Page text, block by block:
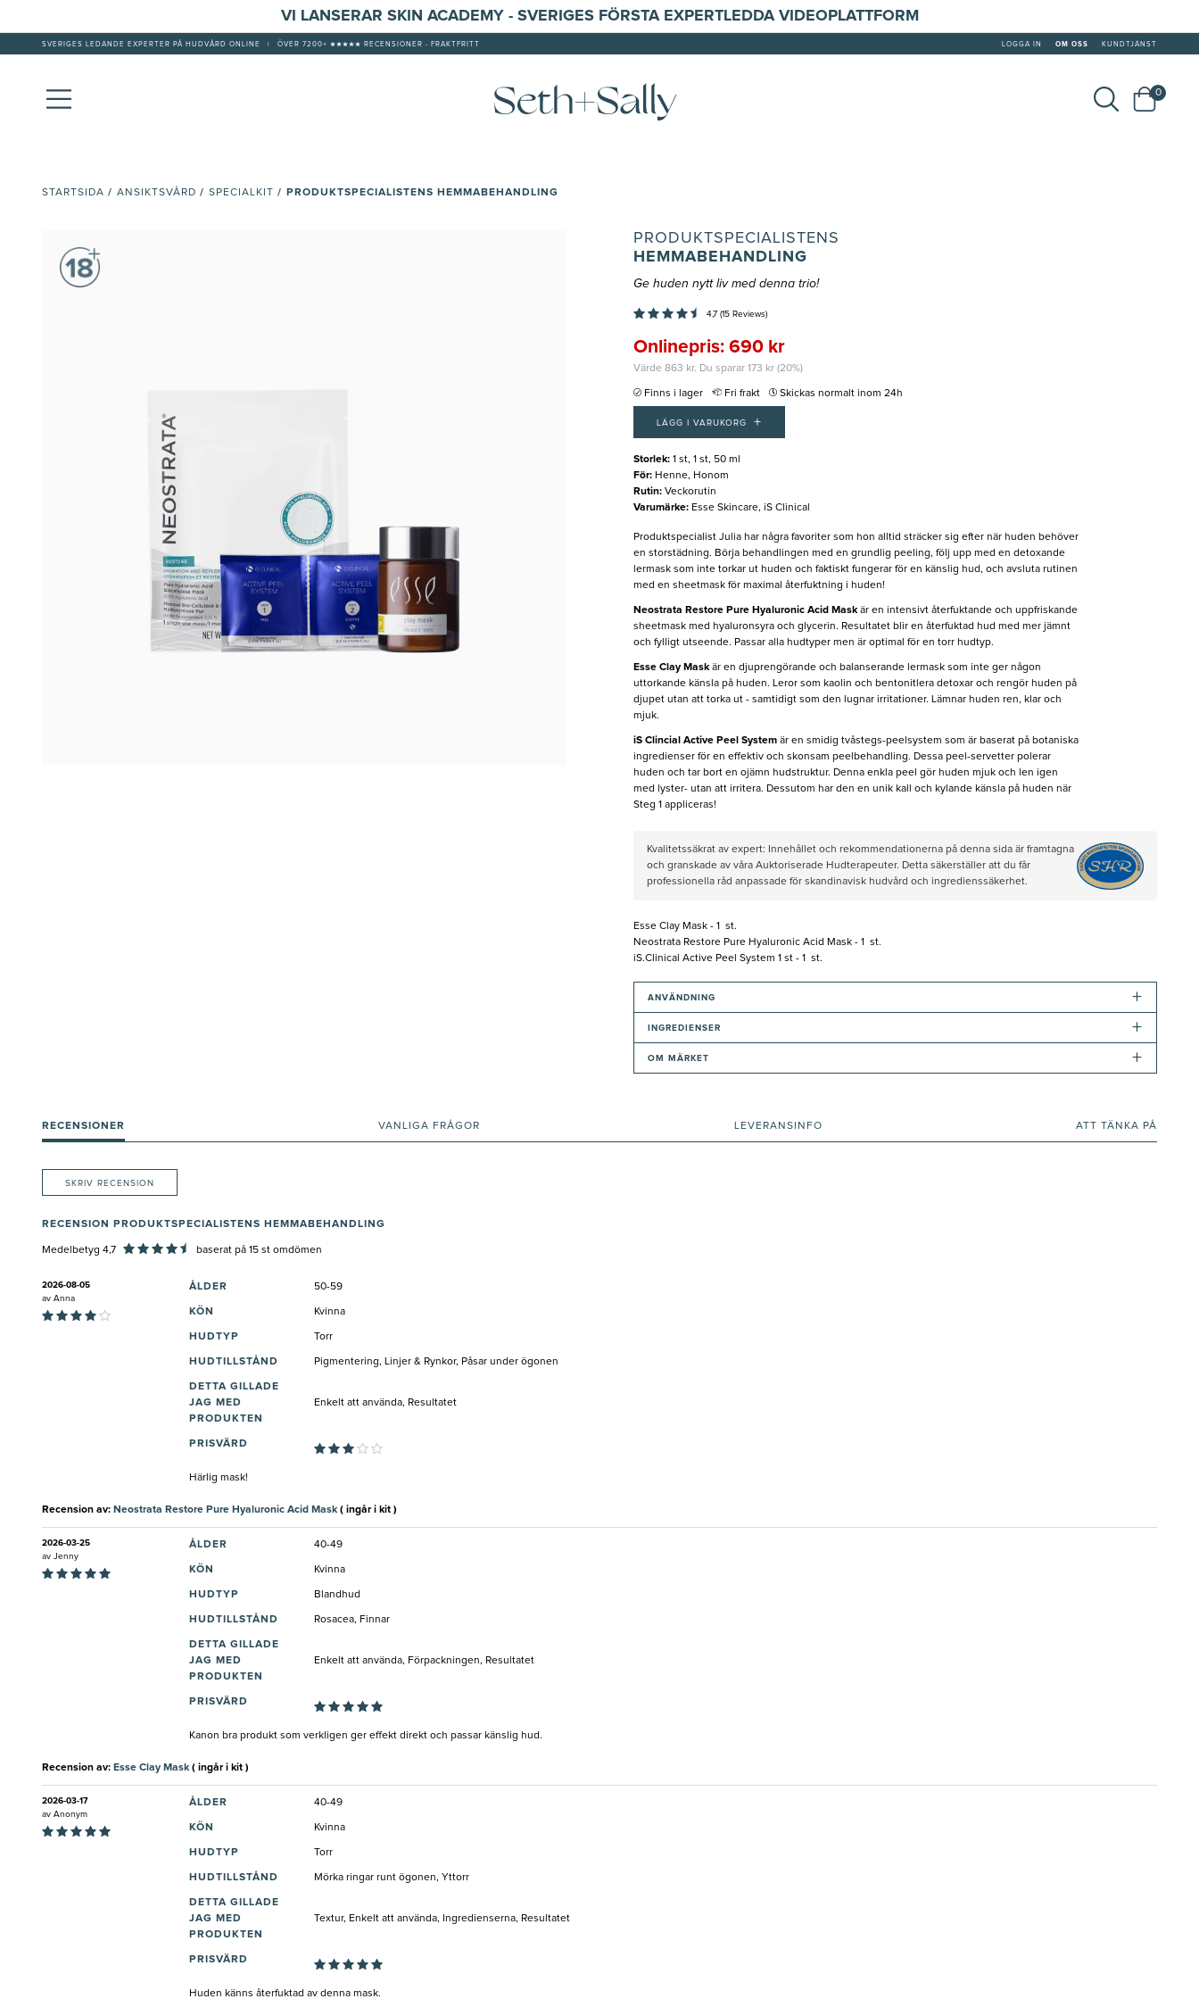
VI LANSERAR SKIN ACADEMY - SVERIGES FÖRSTA EXPERTLEDDA VIDEOPLATTFORM
SVERIGES LEDANDE EXPERTER PÅ HUDVÅRD ONLINE ÖVER 7200+ ★★★★★ RECENSIONER - FRAKTFRITT LOGGA IN OM OSS KUNDTJÄNST
0
STARTSIDA / ANSIKTSVÅRD / SPECIALKIT / PRODUKTSPECIALISTENS HEMMABEHANDLING
PRODUKTSPECIALISTENS
HEMMABEHANDLING
Ge huden nytt liv med denna trio!
4,7 (15 Reviews)
Onlinepris: 690 kr
Värde 863 kr. Du sparar 173 kr (20%)
Finns i lager Fri frakt Skickas normalt inom 24h
LÄGG I VARUKORG +
Storlek: 1 st, 1 st, 50 ml
För: Henne, Honom
Rutin: Veckorutin
Varumärke: Esse Skincare, iS Clinical
Produktspecialist Julia har några favoriter som hon alltid sträcker sig efter när huden behöver
en storstädning. Börja behandlingen med en grundlig peeling, följ upp med en detoxande
lermask som inte torkar ut huden och faktiskt fungerar för en känslig hud, och avsluta rutinen
med en sheetmask för maximal återfuktning i huden!
Neostrata Restore Pure Hyaluronic Acid Maskär en intensivt återfuktande och uppfriskande
sheetmask med hyaluronsyra och glycerin. Resultatet blir en återfuktad hud med mer jämnt
och fylligt utseende. Passar alla hudtyper men är optimal för en torr hudtyp.
Esse Clay Maskär en djuprengörande och balanserande lermask som inte ger någon
uttorkande känsla på huden. Leror som kaolin och bentonitlera detoxar och rengör huden på
djupet utan att torka ut - samtidigt som den lugnar irritationer. Lämnar huden ren, klar och
mjuk.
iS Clincial Active Peel Systemär en smidig tvåstegs-peelsystem som är baserat på botaniska
ingredienser för en effektiv och skonsam peelbehandling. Dessa peel-servetter polerar
huden och tar bort en ojämn hudstruktur. Denna enkla peel gör huden mjuk och len igen
med lyster- utan att irritera. Dessutom har den en unik kall och kylande känsla på huden när
Steg 1 appliceras!
Kvalitetssäkrat av expert: Innehållet och rekommendationerna på denna sida är framtagna
och granskade av våra Auktoriserade Hudterapeuter. Detta säkerställer att du får
professionella råd anpassade för skandinavisk hudvård och ingredienssäkerhet.
Esse Clay Mask - 1 st.
Neostrata Restore Pure Hyaluronic Acid Mask - 1 st.
iS.Clinical Active Peel System 1 st - 1 st.
ANVÄNDNING +
INGREDIENSER +
OM MÄRKET +
RECENSIONER VANLIGA FRÅGOR LEVERANSINFO ATT TÄNKA PÅ
SKRIV RECENSION
RECENSION PRODUKTSPECIALISTENS HEMMABEHANDLING
Medelbetyg 4,7 baserat på 15 st omdömen
2026-08-05
av Anna
ÅLDER 50-59
KÖN Kvinna
HUDTYP Torr
HUDTILLSTÅND Pigmentering, Linjer & Rynkor, Påsar under ögonen
DETTA GILLADE
JAG MED
PRODUKTEN
Enkelt att använda, Resultatet
PRISVÄRD
Härlig mask!
Recension av: Neostrata Restore Pure Hyaluronic Acid Mask( ingår i kit )
2026-03-25
av Jenny
ÅLDER 40-49
KÖN Kvinna
HUDTYP Blandhud
HUDTILLSTÅND Rosacea, Finnar
DETTA GILLADE
JAG MED
PRODUKTEN
Enkelt att använda, Förpackningen, Resultatet
PRISVÄRD
Kanon bra produkt som verkligen ger effekt direkt och passar känslig hud.
Recension av: Esse Clay Mask( ingår i kit )
2026-03-17
av Anonym
ÅLDER 40-49
KÖN Kvinna
HUDTYP Torr
HUDTILLSTÅND Mörka ringar runt ögonen, Yttorr
DETTA GILLADE
JAG MED
PRODUKTEN
Textur, Enkelt att använda, Ingredienserna, Resultatet
PRISVÄRD
Huden känns återfuktad av denna mask.